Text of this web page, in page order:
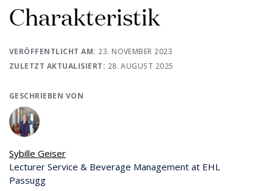
Charakteristik
VERÖFFENTLICHT AM: 23. NOVEMBER 2023
ZULETZT AKTUALISIERT: 28. AUGUST 2025
GESCHRIEBEN VON
Sybille Geiser
Lecturer Service & Beverage Management at EHL
Passugg